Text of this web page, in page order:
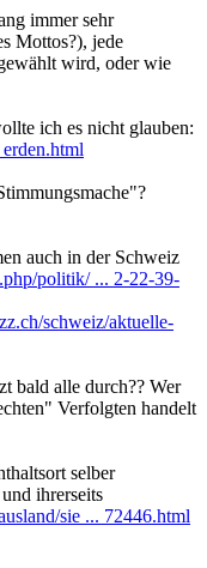
immer sehr
Mottos?), jede
wird, oder wie
ich es nicht glauben:
auch in der Schweiz
politik/ ... 2-22-39-
schweiz/aktuelle-
bald alle durch?? Wer
Verfolgten handelt
selber
ihrerseits
sie ... 72446.html